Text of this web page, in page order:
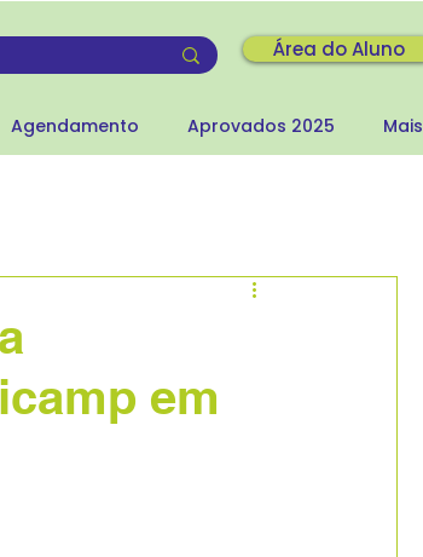
Área do Aluno
Agendamento Aprovados 2025 Mais
em